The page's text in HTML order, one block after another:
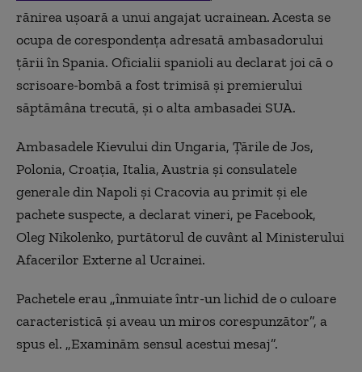
rănirea ușoară a unui angajat ucrainean. Acesta se
ocupa de corespondența adresată ambasadorului
țării în Spania. Oficialii spanioli au declarat joi că o
scrisoare-bombă a fost trimisă și premierului
săptămâna trecută, și o alta ambasadei SUA.
Ambasadele Kievului din Ungaria, Țările de Jos,
Polonia, Croația, Italia, Austria și consulatele
generale din Napoli și Cracovia au primit și ele
pachete suspecte, a declarat vineri, pe Facebook,
Oleg Nikolenko, purtătorul de cuvânt al Ministerului
Afacerilor Externe al Ucrainei.
Pachetele erau „înmuiate într-un lichid de o culoare
caracteristică și aveau un miros corespunzător”, a
spus el. „Examinăm sensul acestui mesaj”.